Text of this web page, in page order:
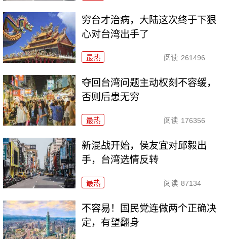
穷台才治病，大陆这次终于下狠
心对台湾出手了
最热 阅读 261496
夺回台湾问题主动权刻不容缓，
否则后患无穷
最热 阅读 176356
新混战开始，侯友宜对邱毅出
手，台湾选情反转
最热 阅读 87134
不容易！国民党连做两个正确决
定，有望翻身